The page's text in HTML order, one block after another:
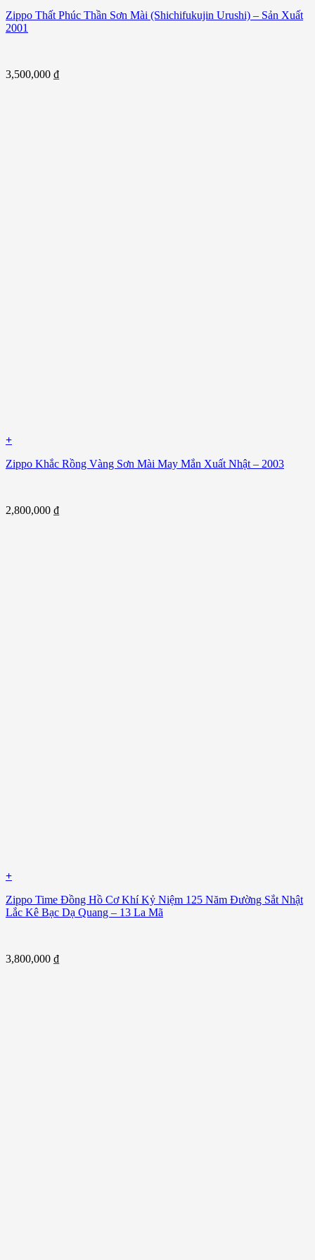
Zippo Thất Phúc Thần Sơn Mài (Shichifukujin Urushi) – Sản Xuất
2001
3,500,000 ₫
+
Zippo Khắc Rồng Vàng Sơn Mài May Mắn Xuất Nhật – 2003
2,800,000 ₫
+
Zippo Time Đồng Hồ Cơ Khí Kỷ Niệm 125 Năm Đường Sắt Nhật
Lắc Kê Bạc Dạ Quang – 13 La Mã
3,800,000 ₫